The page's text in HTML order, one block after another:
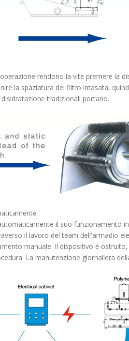
rendono la vite premere la
la spaziatura del filtro intasata,
tradizionali portano.
il suo funzionamento
il lavoro del team dell'armadio
manuale. Il dispositivo è
La manutenzione giornaliera